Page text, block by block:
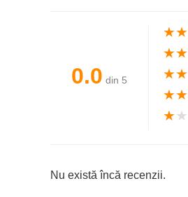
0.0 din 5
★★
★★
★★
★★
★★
Nu există încă recenzii.